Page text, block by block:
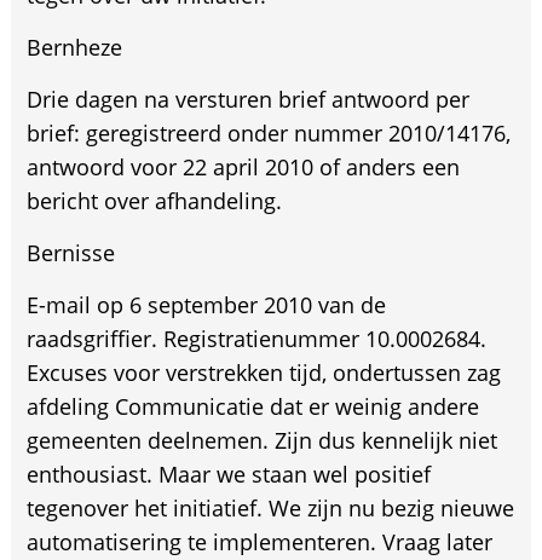
Bernheze
Drie dagen na versturen brief antwoord per
brief: geregistreerd onder nummer 2010/14176,
antwoord voor 22 april 2010 of anders een
bericht over afhandeling.
Bernisse
E-mail op 6 september 2010 van de
raadsgriffier. Registratienummer 10.0002684.
Excuses voor verstrekken tijd, ondertussen zag
afdeling Communicatie dat er weinig andere
gemeenten deelnemen. Zijn dus kennelijk niet
enthousiast. Maar we staan wel positief
tegenover het initiatief. We zijn nu bezig nieuwe
automatisering te implementeren. Vraag later